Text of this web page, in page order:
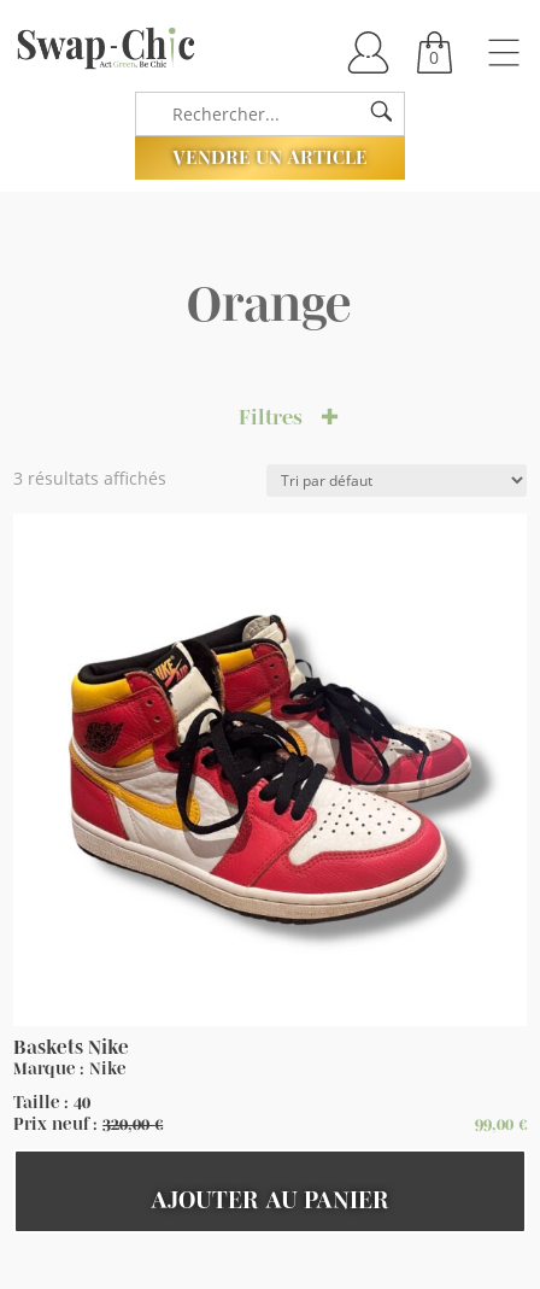
0
VENDRE UN ARTICLE
Orange
Filtres
3 résultats affichés
Baskets Nike
Marque : Nike
Taille : 40
Prix neuf :320,00€ 99,00 €
AJOUTER AU PANIER